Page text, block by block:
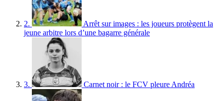
2.
Arrêt sur images : les joueurs protègent la
jeune arbitre lors d’une bagarre générale
3. Carnet noir : le FCV pleure Andréa